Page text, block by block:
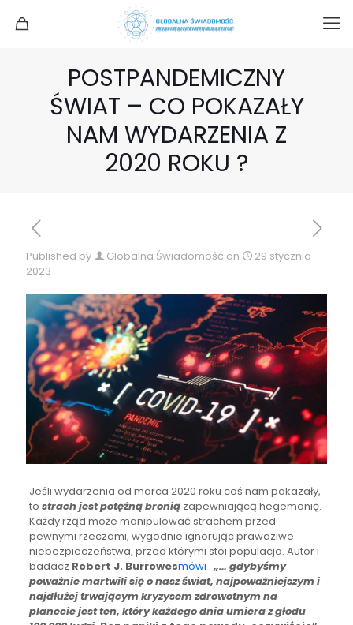
POSTPANDEMICZNY
ŚWIAT – CO POKAZAŁY
NAM WYDARZENIA Z
2020 ROKU ?
Published by Globalna Świadomość on
29 stycznia
2023
Jeśli wydarzenia od marca 2020 roku coś nam pokazały,
to strach jest potężną broniązapewniającą hegemonię.
Każdy rząd może manipulować strachem przed
pewnymi rzeczami, wygodnie ignorując prawdziwe
niebezpieczeństwa, przed którymi stoi populacja. Autor i
badacz Robert J. Burrowesmówi :„… gdybyśmy
poważnie martwili się o nasz świat, najpoważniejszym i
najdłużej trwającym kryzysem zdrowotnym na
planecie jest ten, który każdego dnia umiera z głodu